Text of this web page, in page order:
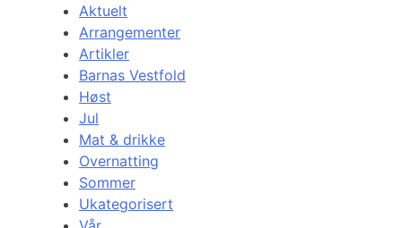
Aktuelt
Arrangementer
Artikler
Barnas Vestfold
Høst
Jul
Mat & drikke
Overnatting
Sommer
Ukategorisert